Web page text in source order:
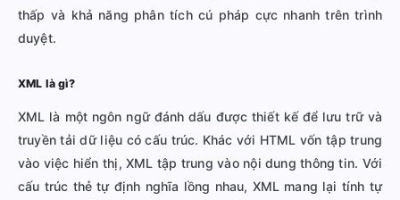
thấp và khả năng phân tích cú pháp cực nhanh trên trình
duyệt.
XML là gì?
XML là một ngôn ngữ đánh dấu được thiết kế để lưu trữ và
truyền tải dữ liệu có cấu trúc. Khác với HTML vốn tập trung
vào việc hiển thị, XML tập trung vào nội dung thông tin. Với
cấu trúc thẻ tự định nghĩa lồng nhau, XML mang lại tính tự